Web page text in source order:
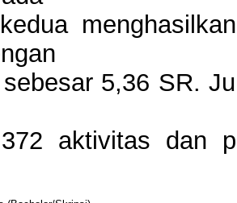
5,36 SR.
aktivitas dan